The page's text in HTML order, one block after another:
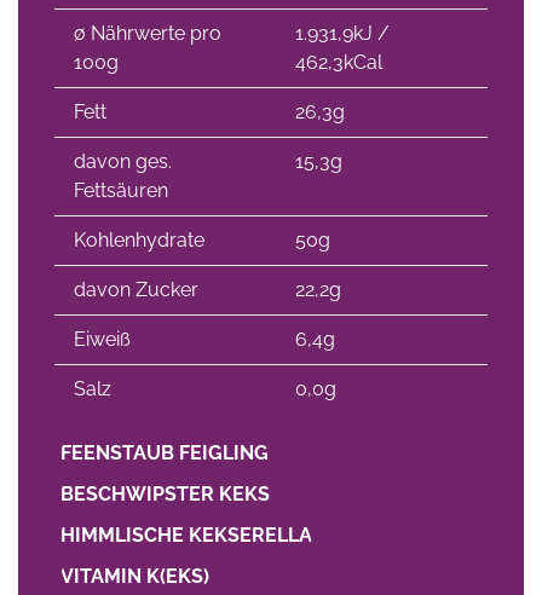
∅ Nährwerte pro
100g
1.931,9kJ /
462,3kCal
Fett 26,3g
davon ges.
Fettsäuren
15,3g
Kohlenhydrate 50g
davon Zucker 22,2g
Eiweiß 6,4g
Salz 0,0g
FEENSTAUB FEIGLING
BESCHWIPSTER KEKS
HIMMLISCHE KEKSERELLA
VITAMIN K(EKS)